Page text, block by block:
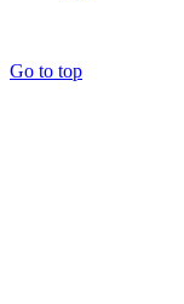
Go to top